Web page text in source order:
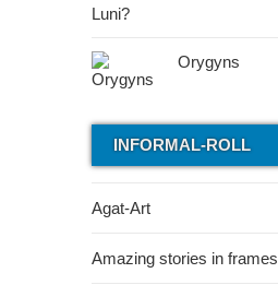
Orygyns
INFORMAL-ROLL
Agat-Art
Amazing stories in frames